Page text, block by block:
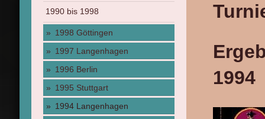
1994
1990 bis 1998
1998 Göttingen
1997 Langenhagen
1996 Berlin
1995 Stuttgart
1994 Langenhagen